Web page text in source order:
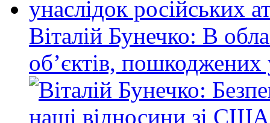
Віталій Бунечко: В
об’єктів, пошкоджених